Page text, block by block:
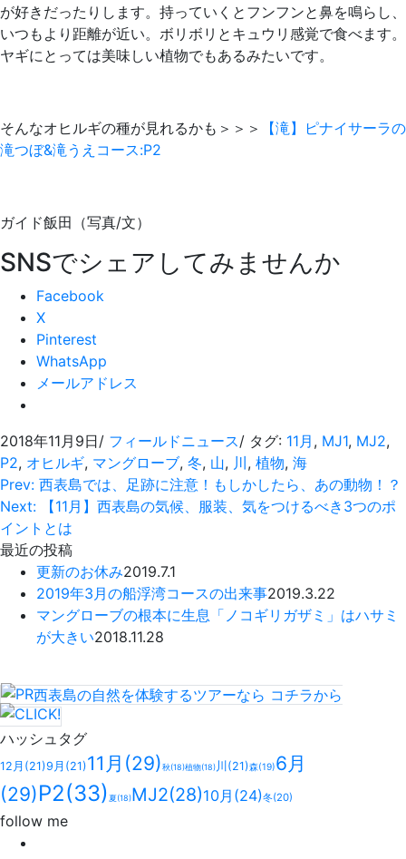
が好きだったりします。持っていくとフンフンと鼻を鳴らし、
いつもより距離が近い。ボリボリとキュウリ感覚で食べます。
ヤギにとっては美味しい植物でもあるみたいです。
そんなオヒルギの種が見れるかも＞＞＞
【滝】ピナイサーラの
滝つぼ&滝うえコース:P2
ガイド飯田（写真/文）
SNSでシェアしてみませんか
Facebook
X
Pinterest
WhatsApp
メールアドレス
2018年11月9日/ フィールドニュース/ タグ: 11月 , MJ1, MJ2,
P2, オヒルギ, マングローブ, 冬, 山, 川, 植物, 海
Prev: 西表島では、足跡に注意！もしかしたら、あの動物！？
Next: 【11月】西表島の気候、服装、気をつけるべき3つのポ
イントとは
最近の投稿
更新のお休み2019.7.1
2019年3月の船浮湾コースの出来事2019.3.22
マングローブの根本に生息「ノコギリガザミ」はハサミ
が大きい2018.11.28
西表島の自然を体験するツアーなら コチラから
ハッシュタグ
12月 (21)9月 (21)11月 (29)秋(18)植物(18)川 (21)森(19)6月
(29)P2(33)夏(18)MJ2(28)10月 (24)冬(20)
follow me